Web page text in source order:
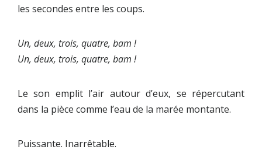
les secondes entre les coups.
Un, deux, trois, quatre, bam !
Un, deux, trois, quatre, bam !
Le son emplit l’air autour d’eux, se répercutant
dans la pièce comme l’eau de la marée montante.
Puissante. Inarrêtable.